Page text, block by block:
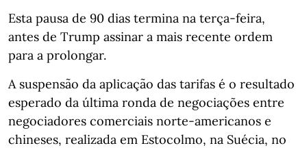
Esta pausa de 90 dias termina na terça-feira,
antes de Trump assinar a mais recente ordem
para a prolongar.
A suspensão da aplicação das tarifas é o resultado
esperado da última ronda de negociações entre
negociadores comerciais norte-americanos e
chineses, realizada em Estocolmo, na Suécia, no